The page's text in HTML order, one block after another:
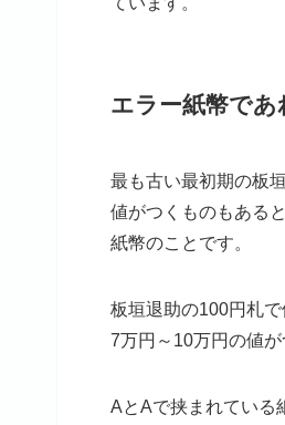
エラー紙幣であ
最も古い最初期の板
値がつくものもある
紙幣のことです。
板垣退助の100円札
7万円～10万円の値が
AとAで挟まれている